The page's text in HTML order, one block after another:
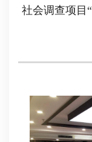
社会调查项目